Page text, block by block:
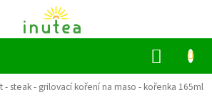
- steak - grilovací koření na maso - kořenka 165ml